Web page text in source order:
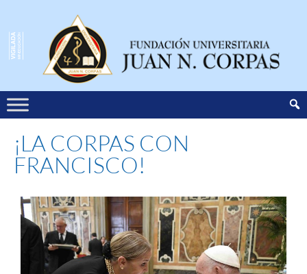
¡LA CORPAS CON
FRANCISCO!